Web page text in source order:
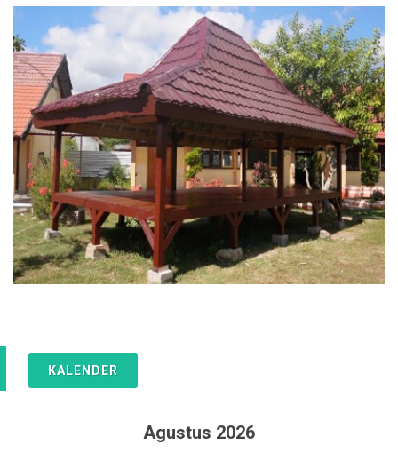
KALENDER
Agustus 2026